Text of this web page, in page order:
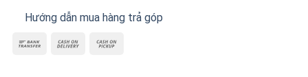
Hướng dẫn mua hàng trả góp